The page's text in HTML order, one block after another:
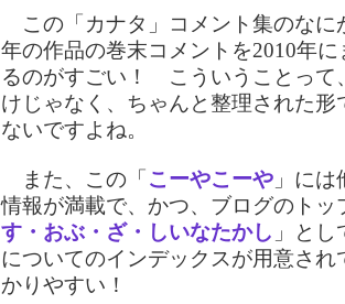
この「カナタ」コメント集のなに
年の作品の巻末コメントを2010年
るのがすごい！ こういうことって
けじゃなく、ちゃんと整理された形
ないですよね。
また、この「 こーやこーや 」に
情報が満載で、かつ、ブログのトッ
す・おぶ・ざ・しいなたかし 」と
についてのインデックスが用意され
かりやすい！